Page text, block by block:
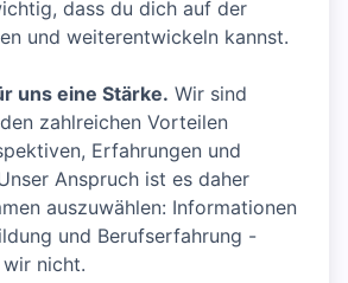
dass du dich auf der
und weiterentwickeln kannst.
uns eine Stärke. Wir sind
zahlreichen Vorteilen
Erfahrungen und
Anspruch ist es daher
auszuwählen: Informationen
und Berufserfahrung -
nicht.